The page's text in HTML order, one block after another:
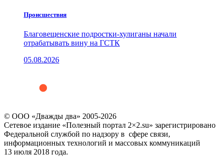
Проиcшествия
Благовещенские подростки-хулиганы начали
отрабатывать вину на ГСТК
05.08.2026
© ООО «Дважды два» 2005-2026
Сетевое издание «Полезный портал 2×2.su» зарегистрировано
Федеральной службой по надзору в сфере связи,
информационных технологий и массовых коммуникаций
13 июля 2018 года.